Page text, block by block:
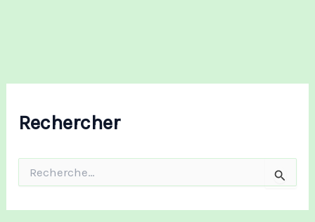
Rechercher